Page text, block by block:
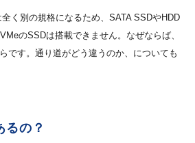
く別の規格になるため、SATA SSDやHDD
のSSDは搭載できません。なぜならば、
です。通り道がどう違うのか、についても
るの？